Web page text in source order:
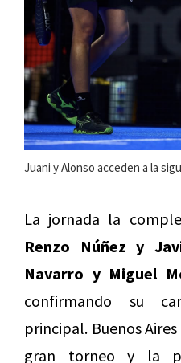
Juani y Alonso acceden a la
La jornada la
Renzo Núñez y
Navarro y Miguel
confirmando su
principal. Buenos
gran torneo y la